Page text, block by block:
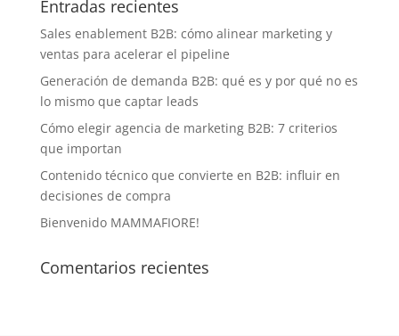
Entradas recientes
Sales enablement B2B: cómo alinear marketing y
ventas para acelerar el pipeline
Generación de demanda B2B: qué es y por qué no es
lo mismo que captar leads
Cómo elegir agencia de marketing B2B: 7 criterios
que importan
Contenido técnico que convierte en B2B: influir en
decisiones de compra
Bienvenido MAMMAFIORE!
Comentarios recientes